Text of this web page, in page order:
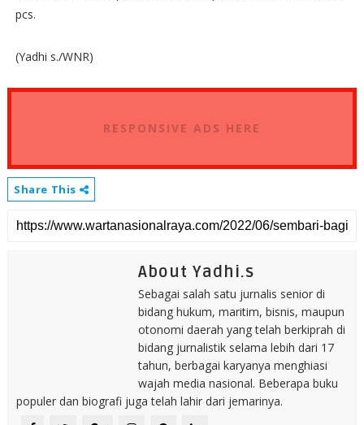
pcs.
(Yadhi s./WNR)
RESPONSIVE ADS HERE
Share This
About Yadhi.s
Sebagai salah satu jurnalis senior di
bidang hukum, maritim, bisnis, maupun
otonomi daerah yang telah berkiprah di
bidang jurnalistik selama lebih dari 17
tahun, berbagai karyanya menghiasi
wajah media nasional. Beberapa buku
populer dan biografi juga telah lahir dari jemarinya.